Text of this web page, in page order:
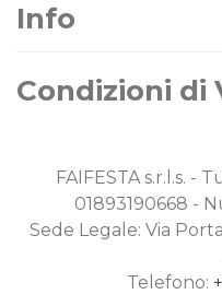
Info
Condizioni di
FAIFESTA s.r.l.s. -
01893190668 -
Sede Legale: Via
Telefono: